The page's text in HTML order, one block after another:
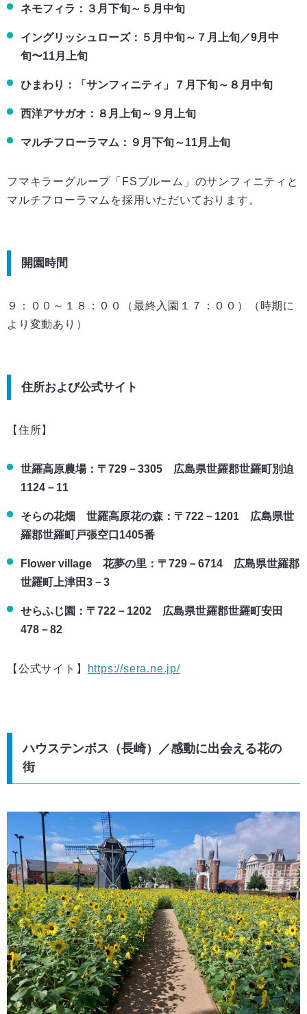
ネモフィラ：３月下旬～５月中旬
イングリッシュローズ：５月中旬～７月上旬／9月中
旬〜11月上旬
ひまわり：「サンフィニティ」７月下旬～８月中旬
西洋アサガオ：８月上旬～９月上旬
マルチフローラマム：９月下旬～11月上旬
フマキラーグループ「FSブルーム」のサンフィニティと
マルチフローラマムを採用いただいております。
開園時間
９：００～１８：００（最終入園１７：００）（時期に
より変動あり）
住所および公式サイト
【住所】
世羅高原農場：〒729－3305 広島県世羅郡世羅町別迫
1124－11
そらの花畑 世羅高原花の森：〒722－1201 広島県世
羅郡世羅町戸張空口1405番
Flower village 花夢の里：〒729－6714 広島県世羅郡
世羅町上津田3－3
せらふじ園：〒722－1202 広島県世羅郡世羅町安田
478－82
【公式サイト】 https://sera.ne.jp/
ハウステンボス（長崎）／感動に出会える花の
街